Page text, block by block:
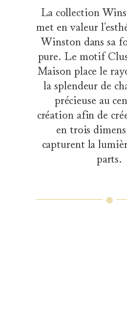
La collection
met en valeur
Winston dans sa
pure. Le motif
Maison place le
la splendeur de
précieuse au
création afin de
en trois
capturent la
parts.